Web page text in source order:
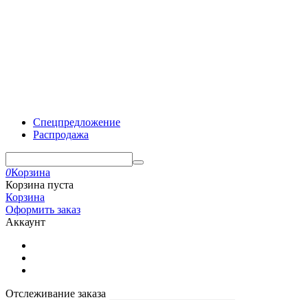
Спецпредложение
Распродажа
0Корзина
Корзина пуста
Корзина
Оформить заказ
Аккаунт
Отслеживание заказа